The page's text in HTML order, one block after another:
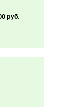
руб.